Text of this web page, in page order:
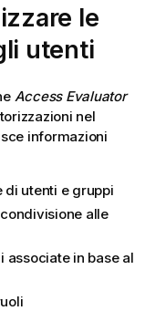
le
utenti
Access Evaluator
nel
informazioni
di utenti e gruppi
alle
associate in base al